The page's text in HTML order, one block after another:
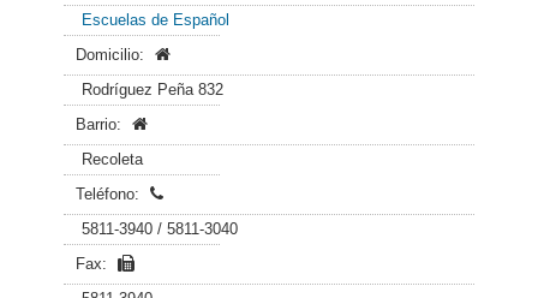
Escuelas de Español
Domicilio:
Rodríguez Peña 832
Barrio:
Recoleta
Teléfono:
5811-3940 / 5811-3040
Fax: